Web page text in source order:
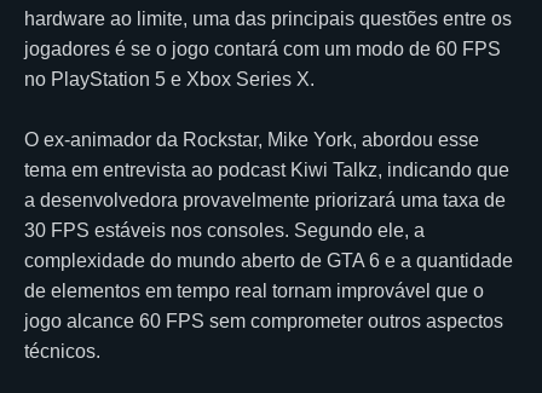
hardware ao limite, uma das principais questões entre os
jogadores é se o jogo contará com um modo de 60 FPS
no PlayStation 5 e Xbox Series X.
O ex-animador da Rockstar, Mike York, abordou esse
tema em entrevista ao podcast Kiwi Talkz, indicando que
a desenvolvedora provavelmente priorizará uma taxa de
30 FPS estáveis nos consoles. Segundo ele, a
complexidade do mundo aberto de GTA 6 e a quantidade
de elementos em tempo real tornam improvável que o
jogo alcance 60 FPS sem comprometer outros aspectos
técnicos.